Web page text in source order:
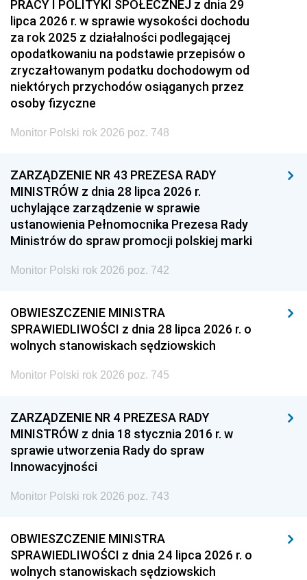
PRACY I POLITYKI SPOŁECZNEJ z dnia 29
lipca 2026 r. w sprawie wysokości dochodu
za rok 2025 z działalności podlegającej
opodatkowaniu na podstawie przepisów o
zryczałtowanym podatku dochodowym od
niektórych przychodów osiąganych przez
osoby fizyczne
Monitor Polski rok 2026 poz. 748
ZARZĄDZENIE NR 43 PREZESA RADY
MINISTRÓW z dnia 28 lipca 2026 r.
uchylające zarządzenie w sprawie
ustanowienia Pełnomocnika Prezesa Rady
Ministrów do spraw promocji polskiej marki
Monitor Polski rok 2026 poz. 742
OBWIESZCZENIE MINISTRA
SPRAWIEDLIWOŚCI z dnia 28 lipca 2026 r. o
wolnych stanowiskach sędziowskich
Monitor Polski rok 2026 poz. 745
ZARZĄDZENIE NR 4 PREZESA RADY
MINISTRÓW z dnia 18 stycznia 2016 r. w
sprawie utworzenia Rady do spraw
Innowacyjności
Monitor Polski rok 2026 poz. 743
OBWIESZCZENIE MINISTRA
SPRAWIEDLIWOŚCI z dnia 24 lipca 2026 r. o
wolnych stanowiskach sędziowskich